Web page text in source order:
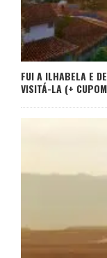
FUI A ILHABELA E
VISITÁ-LA (+